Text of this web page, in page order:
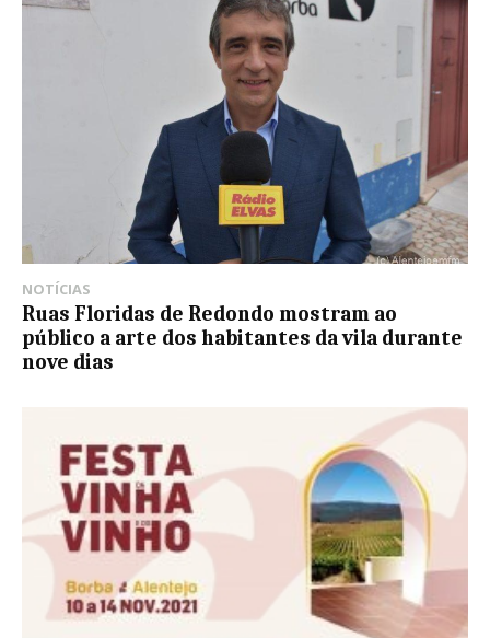
NOTÍCIAS
Ruas Floridas de Redondo mostram ao
público a arte dos habitantes da vila durante
nove dias